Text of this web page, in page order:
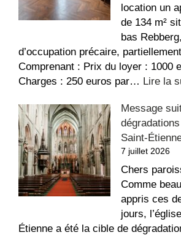
location un
de 134 m²
bas
d’occupation précaire,
Comprenant : Prix du loyer : 1000
Charges : 250 euros par… Lire la
Message
Saint-
7 juillet 2026
Chers
Comme
appris ces
jours,
Étienne a été la cible de